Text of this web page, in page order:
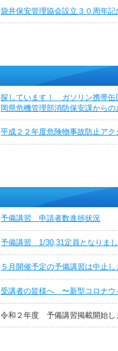
袋井保安管理協会設立３０周年
探しています！ ガソリン携帯缶
岡県危機管理部消防保安課から
平成２２年度危険物事故防止ア
予備講習 申請者数進捗状況
予備講習 1/30,31定員となりま
５月開催予定の予備講習は中止し
受講者の皆様へ 〜新型コロナウ
令和２年度 予備講習掲載開始